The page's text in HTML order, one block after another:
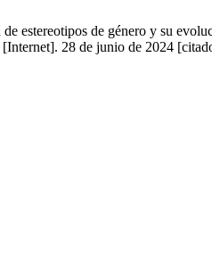
estereotipos de género y su
28 de junio de 2024